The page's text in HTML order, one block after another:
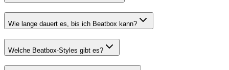
Wie lange dauert es, bis ich Beatbox kann?
Welche Beatbox-Styles gibt es?